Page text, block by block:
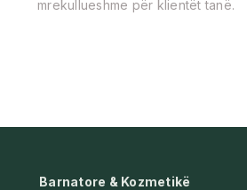
mrekullueshme për klientët tanë.
Barnatore & Kozmetikë